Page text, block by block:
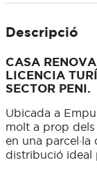
Descripció
CASA
LICENCIA
SECTOR PENI.
Ubicada a
molt a prop dels
en una
distribució ideal